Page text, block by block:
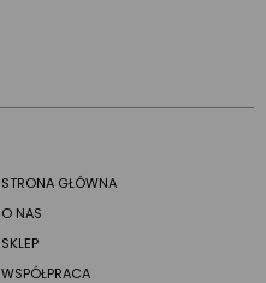
STRONA GŁÓWNA
O NAS
SKLEP
WSPÓŁPRACA